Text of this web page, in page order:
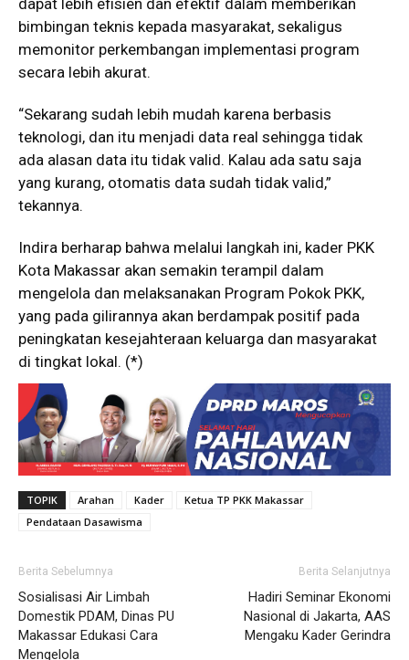
dapat lebih efisien dan efektif dalam memberikan
bimbingan teknis kepada masyarakat, sekaligus
memonitor perkembangan implementasi program
secara lebih akurat.
“Sekarang sudah lebih mudah karena berbasis
teknologi, dan itu menjadi data real sehingga tidak
ada alasan data itu tidak valid. Kalau ada satu saja
yang kurang, otomatis data sudah tidak valid,”
tekannya.
Indira berharap bahwa melalui langkah ini, kader PKK
Kota Makassar akan semakin terampil dalam
mengelola dan melaksanakan Program Pokok PKK,
yang pada gilirannya akan berdampak positif pada
peningkatan kesejahteraan keluarga dan masyarakat
di tingkat lokal. (*)
TOPIK Arahan Kader
Ketua TP PKK Makassar
Pendataan Dasawisma
Berita Sebelumnya
Sosialisasi Air Limbah
Domestik PDAM, Dinas PU
Makassar Edukasi Cara
Mengelola
Berita Selanjutnya
Hadiri Seminar Ekonomi
Nasional di Jakarta, AAS
Mengaku Kader Gerindra